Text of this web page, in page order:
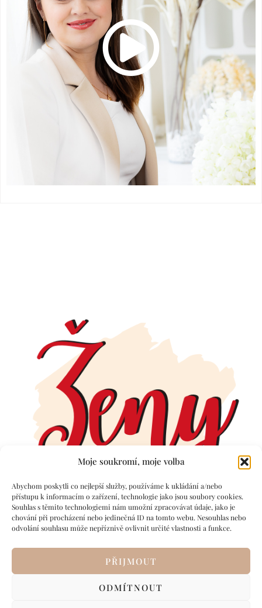
Moje soukromí, moje volba
Abychom poskytli co nejlepší služby, používáme k ukládání a/nebo
přístupu k informacím o zařízení, technologie jako jsou soubory cookies.
Souhlas s těmito technologiemi nám umožní zpracovávat údaje, jako je
chování při procházení nebo jedinečná ID na tomto webu. Nesouhlas nebo
odvolání souhlasu může nepříznivě ovlivnit určité vlastnosti a funkce.
PŘIJMOUT
ODMÍTNOUT